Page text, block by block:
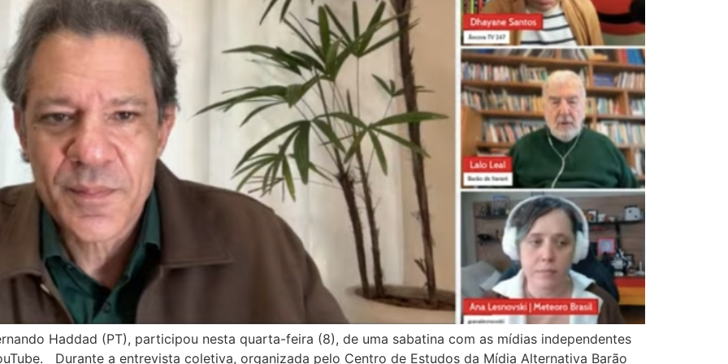
Haddad (PT), participou nesta quarta-feira (8), de uma sabatina com as mídias independentes
Durante a entrevista coletiva, organizada pelo Centro de Estudos da Mídia Alternativa Barão